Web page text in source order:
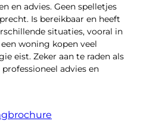
en advies. Geen spelletjes
Is bereikbaar en heeft
situaties, vooral in
woning kopen veel
eist. Zeker aan te raden als
advies en